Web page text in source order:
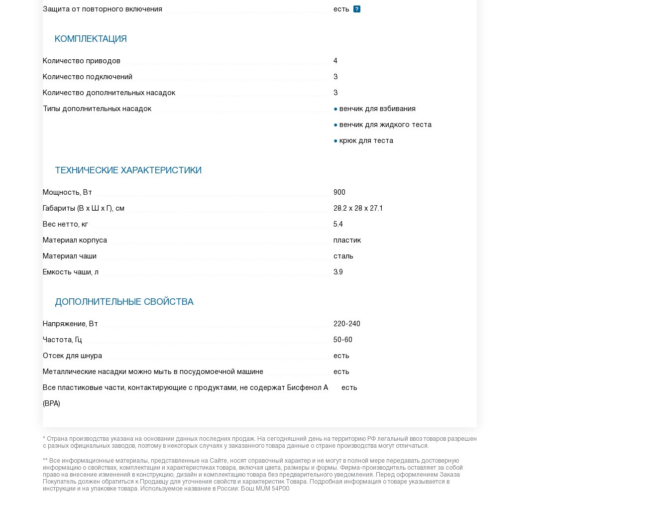
Защита от повторного включения
есть
КОМПЛЕКТАЦИЯ
Количество приводов
4
Количество подключений
3
Количество дополнительных насадок
3
Типы дополнительных насадок
венчик для взбивания
венчик для жидкого теста
крюк для теста
ТЕХНИЧЕСКИЕ ХАРАКТЕРИСТИКИ
Мощность, Вт
900
Габариты (В х Ш х Г), см
28.2 х 28 х 27.1
Вес нетто, кг
5.4
Материал корпуса
пластик
Материал чаши
сталь
Емкость чаши, л
3.9
ДОПОЛНИТЕЛЬНЫЕ СВОЙСТВА
Напряжение, Вт
220-240
Частота, Гц
50-60
Отсек для шнура
есть
Металлические насадки можно мыть в посудомоечной машине
есть
Все пластиковые части, контактирующие с продуктами, не содержат Бисфенол А
(BPA)
есть
* Страна производства указана на основании данных последних продаж. На сегодняшний день на территорию РФ легальный ввоз товаров разрешен
с разных официальных заводов, поэтому в некоторых случаях у заказанного товара данные о стране производства могут отличаться.
** Все информационные материалы, представленные на Сайте, носят справочный характер и не могут в полной мере передавать достоверную
информацию о свойствах, комплектации и характеристиках товара, включая цвета, размеры и формы. Фирма-производитель оставляет за собой
право на внесение изменений в конструкцию, дизайн и комплектацию товара без предварительного уведомления. Перед оформлением Заказа
Покупатель должен обратиться к Продавцу для уточнения свойств и характеристик Товара. Подробная информация о товаре указывается в
инструкции и на упаковке товара. Используемое название в России: Бош MUM 54P00